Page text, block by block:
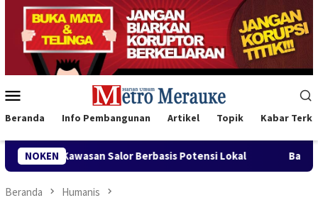
Loncat
konten
Mobile
Beranda Info Pembangunan Artikel Topik Kabar
NOKENPotensi Lokal Bank Mandiri Region XII
Beranda Humanis